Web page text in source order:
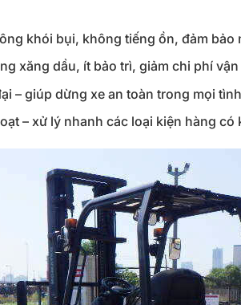
khói bụi, không tiếng ồn, đảm
xăng dầu, ít bảo trì, giảm chi phí
– giúp dừng xe an toàn trong mọi
– xử lý nhanh các loại kiện hàng